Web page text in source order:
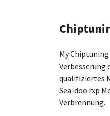
My
Verbesserung
qualifiziertes
Sea-doo rxp
Verbrennung.